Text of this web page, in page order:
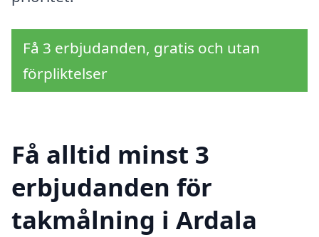
Få 3 erbjudanden, gratis och utan
förpliktelser
Få alltid minst 3
erbjudanden för
takmålning i Ardala